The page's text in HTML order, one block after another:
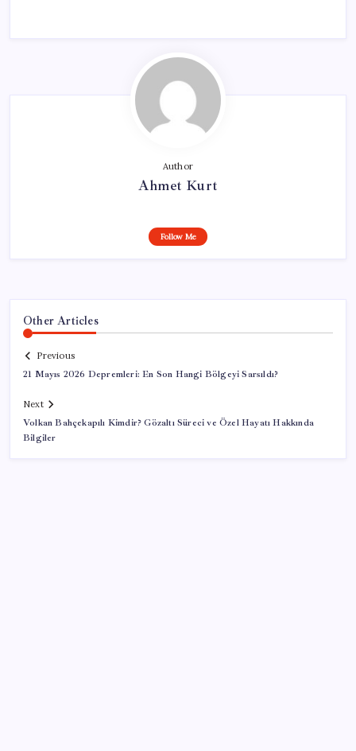
Author
Ahmet Kurt
Follow Me
Other Articles
Previous
21 Mayıs 2026 Depremleri: En Son Hangi Bölgeyi Sarsıldı?
Next
Volkan Bahçekapılı Kimdir? Gözaltı Süreci ve Özel Hayatı Hakkında
Bilgiler